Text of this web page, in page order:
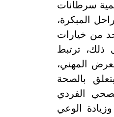
سرطانات
المبكرة،
من خيارات
ذلك، ترتبط
المهني،
بالصحة
الفردي
الوعي